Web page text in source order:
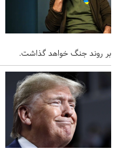
بر روند جنگ خواهد گذاشت.